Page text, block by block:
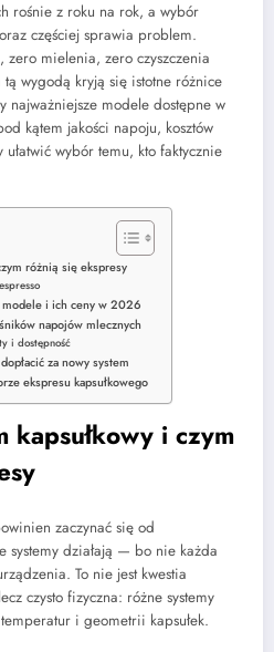
rośnie z roku na rok, a wybór
częściej sprawia problem.
zero mielenia, zero czyszczenia
wygodą kryją się istotne różnice
najważniejsze modele dostępne w
kątem jakości napoju, kosztów
wybór temu, kto faktycznie
różnią się ekspresy
i ich ceny w 2026
napojów mlecznych
i dostępność
za nowy system
ekspresu kapsułkowego
kapsułkowy i czym
zaczynać się od
systemy działają — bo nie każda
To nie jest kwestia
czysto fizyczna: różne systemy
i geometrii kapsułek.